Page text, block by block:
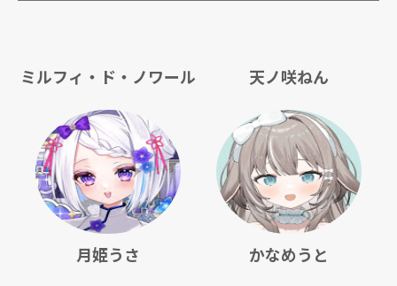
ミルフィ・ド・ノワール 天ノ咲ねん
月姫うさ かなめうと